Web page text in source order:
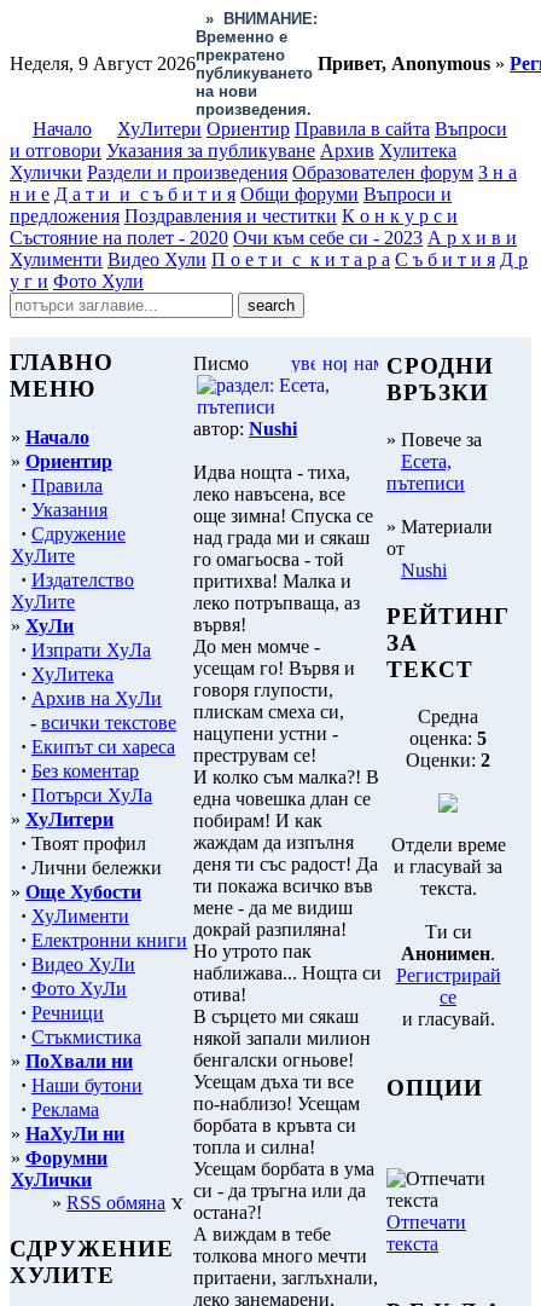
Неделя, 9 Август 2026
»
ВНИМАНИЕ:
Временно е
прекратено
публикуването
на нови
произведения.
Привет, Anonymous »
Начало ХуЛитери Ориентир Правила в сайта Въпроси
и отговори Указания за публикуване Архив Хулитека
Хулички Раздели и произведения Образователен форум З н а
н и е Д а т и и с ъ б и т и я Общи форуми Въпроси и
предложения Поздравления и честитки К о н к у р с и
Състояние на полет - 2020 Очи към себе си - 2023 А р х и в и
Хулименти Видео Хули П о е т и с к и т а р а С ъ б и т и я Д р
у г и Фото Хули
ГЛАВНО
МЕНЮ
» Начало
» Ориентир
· Правила
· Указания
· Сдружение
ХуЛите
· Издателство
ХуЛите
» ХуЛи
· Изпрати ХуЛа
· ХуЛитека
· Архив на ХуЛи
- всички текстове
· Екипът си хареса
· Без коментар
· Потърси ХуЛа
» ХуЛитери
· Твоят профил
· Лични бележки
» Още Хубости
· ХуЛименти
· Електронни книги
· Видео ХуЛи
· Фото ХуЛи
· Речници
· Стъкмистика
» ПоХвали ни
· Наши бутони
· Реклама
» НаХуЛи ни
» Форумни
ХуЛички
» RSS обмяна
СДРУЖЕНИЕ
ХУЛИТЕ
Писмо
автор: Nushi
Идва нощта - тиха,
леко навъсена, все
още зимна! Спуска се
над града ми и сякаш
го омагьосва - той
притихва! Малка и
леко потръпваща, аз
вървя!
До мен момче -
усещам го! Вървя и
говоря глупости,
плискам смеха си,
нацупени устни -
преструвам се!
И колко съм малка?! В
една човешка длан се
побирам! И как
жаждам да изпълня
деня ти със радост! Да
ти покажа всичко във
мене - да ме видиш
докрай разпиляна!
Но утрото пак
наближава... Нощта си
отива!
В сърцето ми сякаш
някой запали милион
бенгалски огньове!
Усещам дъха ти все
по-наблизо! Усещам
борбата в кръвта си
топла и силна!
Усещам борбата в ума
си - да тръгна или да
остана?!
А виждам в тебе
толкова много мечти
притаени, заглъхнали,
леко занемарени,
СРОДНИ
ВРЪЗКИ
» Повече за
Есета,
пътеписи
» Материали
от
Nushi
РЕЙТИНГ
ЗА
ТЕКСТ
Средна
оценка: 5
Оценки: 2
Отдели време
и гласувай за
текста.
Ти си
Анонимен.
Регистрирай
се
и гласувай.
ОПЦИИ
Отпечати
текста